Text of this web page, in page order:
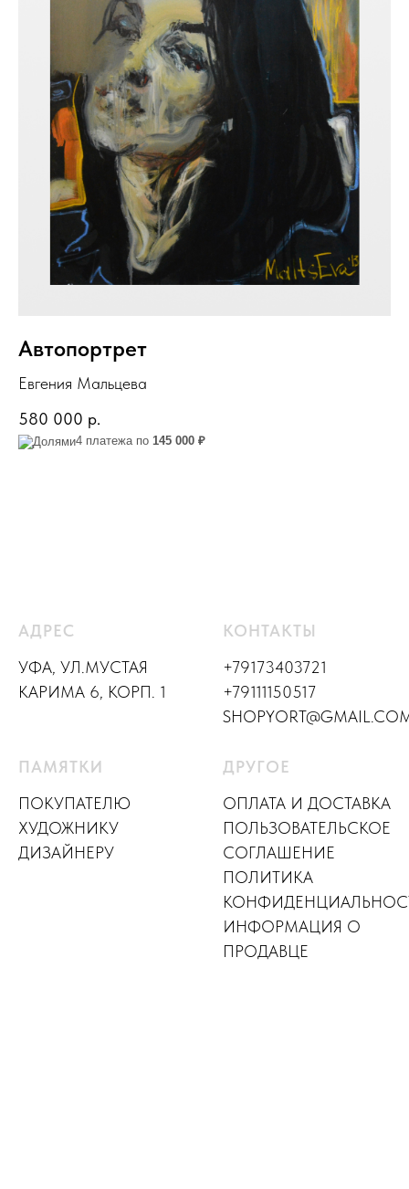
Автопортрет
Евгения Мальцева
580 000 р.
4 платежа по 145 000 ₽
АДРЕС
УФА, УЛ.МУСТАЯ
КАРИМА 6, КОРП. 1
КОНТАКТЫ
+79173403721
+79111150517
ПАМЯТКИ
ПОКУПАТЕЛЮ
ХУДОЖНИКУ
ДИЗАЙНЕРУ
ДРУГОЕ
ОПЛАТА И ДОСТАВКА
ПОЛЬЗОВАТЕЛЬСКОЕ
СОГЛАШЕНИЕ
ПОЛИТИКА
ИНФОРМАЦИЯ О
ПРОДАВЦЕ